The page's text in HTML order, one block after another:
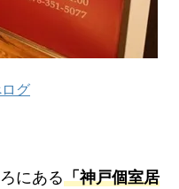
グ
にある「神戸個室居